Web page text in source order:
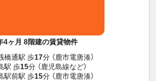
4ヶ月 8階建の賃貸物件
橋通駅 歩17分 （鹿市電唐湊）
駅 歩15分 （鹿児島線など）
駅前駅 歩15分 （鹿市電唐湊）